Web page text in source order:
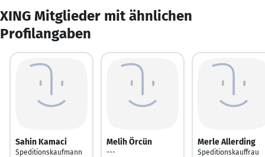
XING Mitglieder mit ähnlichen
Profilangaben
Sahin Kamaci
Speditionskaufmann
Melih Örcün
---
Merle Allerding
Speditionskauffrau